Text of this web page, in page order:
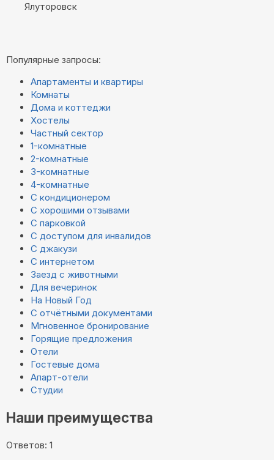
Ялуторовск
Популярные запросы:
Апартаменты и квартиры
Комнаты
Дома и коттеджи
Хостелы
Частный сектор
1-комнатные
2-комнатные
3-комнатные
4-комнатные
С кондиционером
С хорошими отзывами
С парковкой
С доступом для инвалидов
С джакузи
С интернетом
Заезд с животными
Для вечеринок
На Новый Год
С отчётными документами
Мгновенное бронирование
Горящие предложения
Отели
Гостевые дома
Апарт-отели
Студии
Наши преимущества
Ответов: 1